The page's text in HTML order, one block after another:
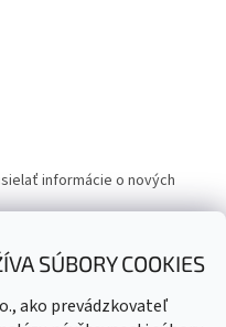
SÚBORY COOKIES
ako prevádzkovateľ
informácie o nových
ochrany osobných